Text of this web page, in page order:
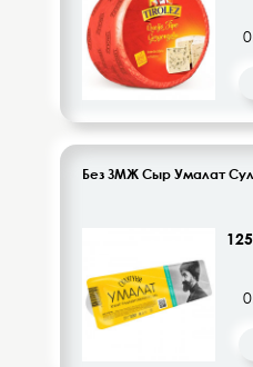
Десерты, напитки
Диетическое питание
Восточная кухня
Без ЗМЖ Сыр Умалат